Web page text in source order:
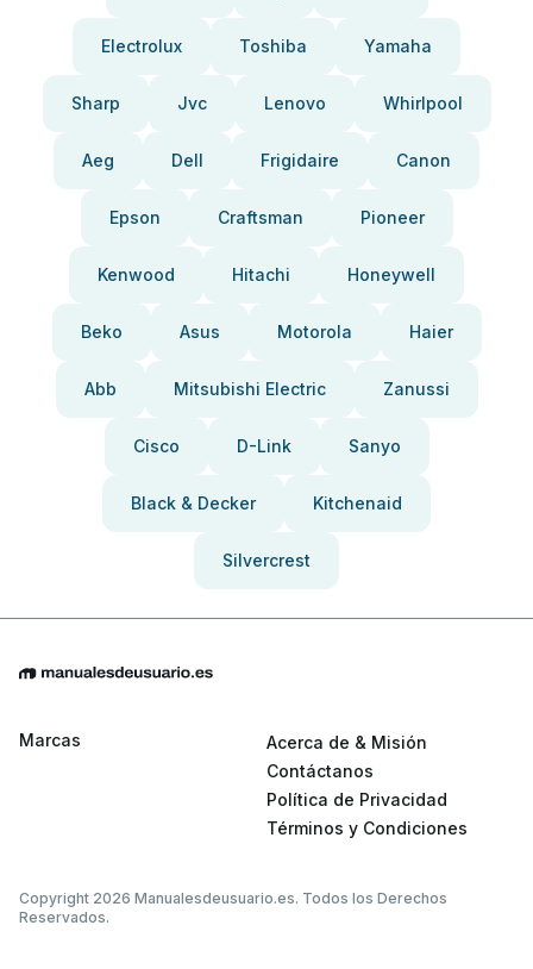
Electrolux Toshiba Yamaha
Sharp Jvc Lenovo Whirlpool
Aeg Dell Frigidaire Canon
Epson Craftsman Pioneer
Kenwood Hitachi Honeywell
Beko Asus Motorola Haier
Abb Mitsubishi Electric Zanussi
Cisco D-Link Sanyo
Black & Decker Kitchenaid
Silvercrest
Marcas
Acerca de & Misión
Contáctanos
Política de Privacidad
Términos y Condiciones
Copyright 2026 Manualesdeusuario.es. Todos los Derechos
Reservados.